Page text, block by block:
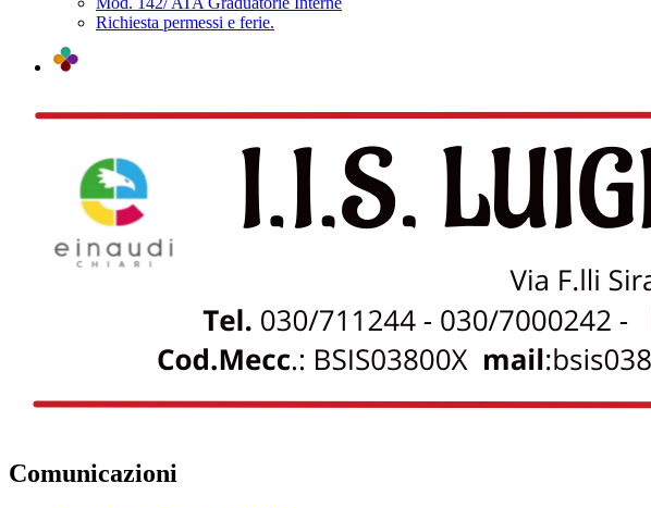
Richiesta permessi e ferie.
Comunicazioni